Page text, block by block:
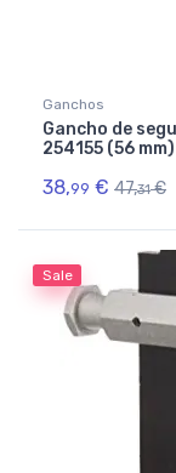
Ganchos
Gancho de
254155 (56 mm)
38,99 € 47,31 €
Sale